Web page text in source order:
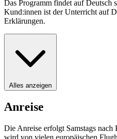
Das Programm findet auf Deutsch
Kund:innen ist der Unterricht auf
Erklärungen.
Alles anzeigen
Anreise
Die Anreise erfolgt Samstags